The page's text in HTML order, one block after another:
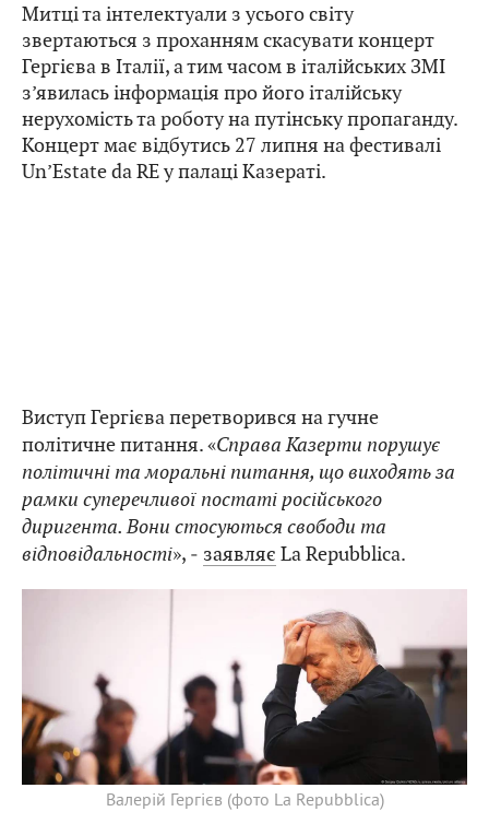
Митці та інтелектуали з усього світу
звертаються з проханням скасувати концерт
Гергієва в Італії, а тим часом в італійських ЗМІ
з’явилась інформація про його італійську
нерухомість та роботу на путінську пропаганду.
Концерт має відбутись 27 липня на фестивалі
Un’Estate da RE у палаці Казераті.
Виступ Гергієва перетворився на гучне
політичне питання. «Справа Казерти порушує
політичні та моральні питання, що виходять за
рамки суперечливої постаті російського
диригента. Вони стосуються свободи та
відповідальності», ‒ заявляє La Repubblica.
Валерій Гергієв (фото La Repubblica)